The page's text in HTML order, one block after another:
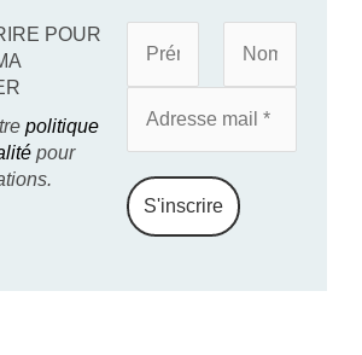
POUR
politique
pour